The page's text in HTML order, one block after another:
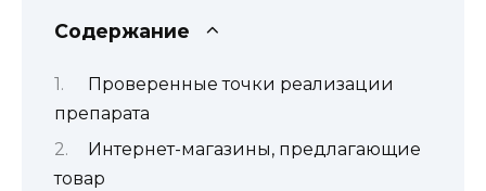
Содержание
Проверенные точки реализации
препарата
Интернет-магазины, предлагающие
товар